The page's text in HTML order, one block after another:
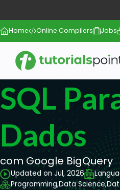
Home Online Compilers Jobs
SQL
Dados
com Google BigQuery
Updated on Jul, 2026
Programming,Data Science,